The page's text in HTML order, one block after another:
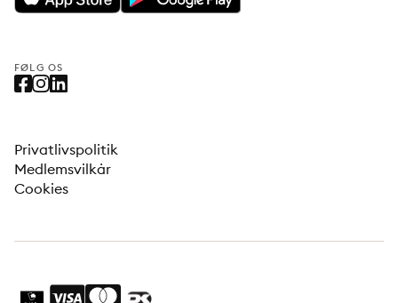
FØLG OS
Privatlivspolitik
Medlemsvilkår
Cookies